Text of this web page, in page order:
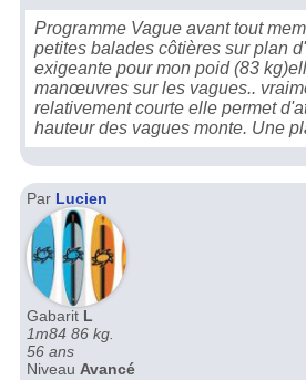
Programme Vague avant tout
petites balades côtières sur plan
exigeante pour mon poid (83
manœuvres sur les vagues..
relativement courte elle permet
hauteur des vagues monte. Une
Par Lucien
Gabarit L
1m84 86 kg.
56 ans
Niveau Avancé